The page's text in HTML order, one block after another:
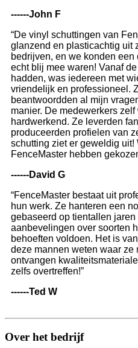
------John F
“De vinyl schuttingen van
glanzend en plasticachtig uit
bedrijven, en we konden
echt blij mee waren! Vanaf
hadden, was iedereen met
vriendelijk en professioneel.
beantwoordden al mijn
manier. De medewerkers
hardwerkend. Ze leverden
produceerden profielen van
schutting ziet er geweldig
FenceMaster hebben
------David G
“FenceMaster bestaat uit
hun werk. Ze hanteren een
gebaseerd op tientallen
aanbevelingen over soorten
behoeften voldoen. Het is
deze mannen weten waar ze
ontvangen
zelfs overtreffen!”
------Ted W
Over het bedrijf